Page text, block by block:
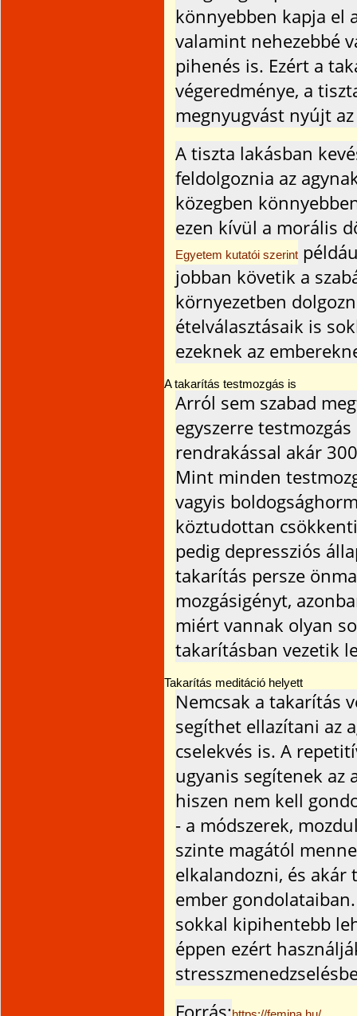
könnyebben kapja el
valamint nehezebbé
pihenés is. Ezért a
végeredménye, a
megnyugvást nyújt
A tiszta lakásban
feldolgoznia az
közegben
ezen kívül a morális
Egyetem kutatói szerint
jobban követik a
környezetben
ételválasztásaik is
ezeknek az
A takarítás testmozgás is
Arról sem szabad
egyszerre
rendrakással akár
Mint minden
vagyis
köztudottan
pedig depressziós
takarítás persze
mozgásigényt,
miért vannak olyan
takarításban vezetik
Takarítás meditáció helyett
Nemcsak a takarítás
segíthet ellazítani az
cselekvés is. A
ugyanis segítenek az
hiszen nem kell
- a módszerek,
szinte magától
elkalandozni, és
ember
sokkal kipihentebb
éppen ezért